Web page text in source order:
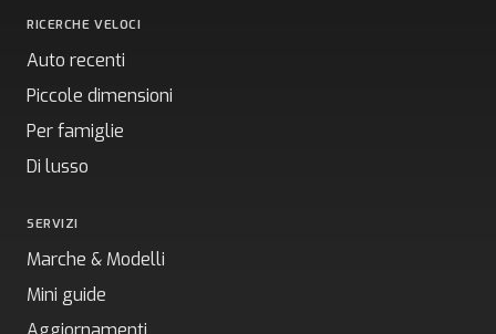
RICERCHE VELOCI
Auto recenti
Piccole dimensioni
Per famiglie
Di lusso
SERVIZI
Marche & Modelli
Mini guide